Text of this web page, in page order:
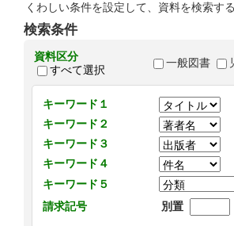
くわしい条件を設定して、資料を検索す
検索条件
資料区分
すべて選択
一般図書
キーワード１
キーワード２
キーワード３
キーワード４
キーワード５
請求記号
別置